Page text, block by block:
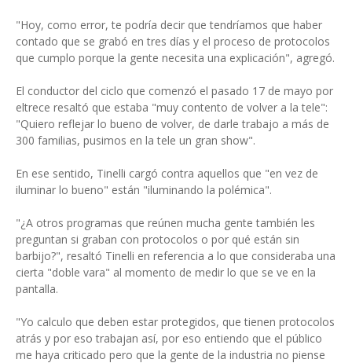
"Hoy, como error, te podría decir que tendríamos que haber
contado que se grabó en tres días y el proceso de protocolos
que cumplo porque la gente necesita una explicación", agregó.
El conductor del ciclo que comenzó el pasado 17 de mayo por
eltrece resaltó que estaba "muy contento de volver a la tele":
"Quiero reflejar lo bueno de volver, de darle trabajo a más de
300 familias, pusimos en la tele un gran show".
En ese sentido, Tinelli cargó contra aquellos que "en vez de
iluminar lo bueno" están "iluminando la polémica".
"¿A otros programas que reúnen mucha gente también les
preguntan si graban con protocolos o por qué están sin
barbijo?", resaltó Tinelli en referencia a lo que consideraba una
cierta "doble vara" al momento de medir lo que se ve en la
pantalla.
"Yo calculo que deben estar protegidos, que tienen protocolos
atrás y por eso trabajan así, por eso entiendo que el público
me haya criticado pero que la gente de la industria no piense